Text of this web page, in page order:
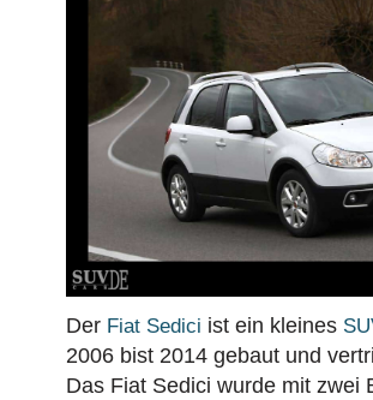
Der Fiat Sedici ist ein kleines
2006 bist 2014 gebaut und
Das Fiat Sedici wurde mit zwei